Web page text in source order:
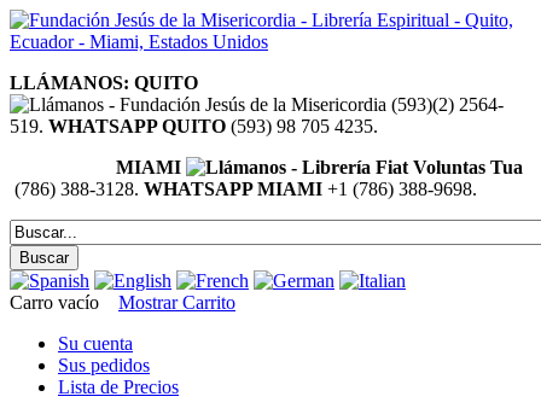
LLÁMANOS: QUITO
(593)(2) 2564-
519. WHATSAPP QUITO (593) 98 705 4235.
MIAMI
(786) 388-3128. WHATSAPP MIAMI +1 (786) 388-9698.
Carro vacío
Mostrar Carrito
Su cuenta
Sus pedidos
Lista de Precios